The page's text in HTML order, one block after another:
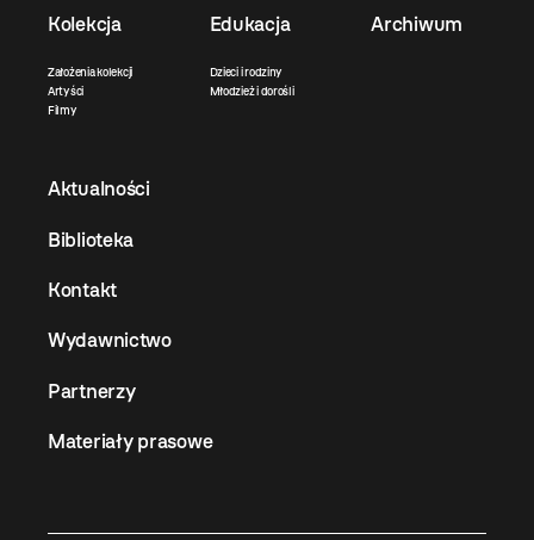
Kolekcja
Założenia kolekcji
Artyści
Filmy
Edukacja
Dzieci i rodziny
Młodzież i dorośli
Archiwum
Aktualności
Biblioteka
Kontakt
Wydawnictwo
Partnerzy
Materiały prasowe